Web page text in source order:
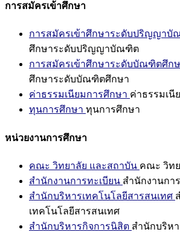
การสมัครเข้าศึกษา
การสมัครเข้าศึกษาระดับปริญญาบั
ศึกษาระดับปริญญาบัณฑิต
การสมัครเข้าศึกษาระดับบัณฑิตศึก
ศึกษาระดับบัณฑิตศึกษา
ค่าธรรมเนียมการศึกษา ค่าธรรมเนี
ทุนการศึกษา ทุนการศึกษา
หน่วยงานการศึกษา
คณะ วิทยาลัย และสถาบัน คณะ วิท
สำนักงานการทะเบียน สำนักงานกา
สำนักบริหารเทคโนโลยีสารสนเทศ
เทคโนโลยีสารสนเทศ
สำนักบริหารกิจการนิสิต สำนักบริห